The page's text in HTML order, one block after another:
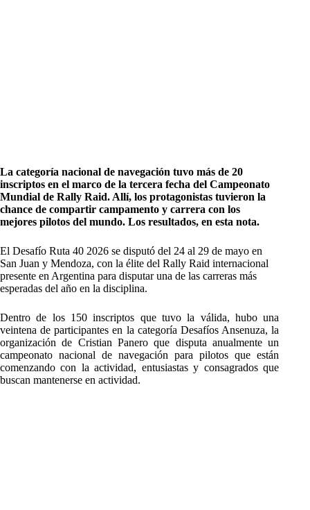
La categoría nacional de navegación tuvo más de 20
inscriptos en el marco de la tercera fecha del Campeonato
Mundial de Rally Raid. Allí, los protagonistas tuvieron la
chance de compartir campamento y carrera con los
mejores pilotos del mundo. Los resultados, en esta nota.
El Desafío Ruta 40 2026 se disputó del 24 al 29 de mayo en
San Juan y Mendoza, con la élite del Rally Raid internacional
presente en Argentina para disputar una de las carreras más
esperadas del año en la disciplina.
Dentro de los 150 inscriptos que tuvo la válida, hubo una
veintena de participantes en la categoría Desafíos Ansenuza, la
organización de Cristian Panero que disputa anualmente un
campeonato nacional de navegación para pilotos que están
comenzando con la actividad, entusiastas y consagrados que
buscan mantenerse en actividad.